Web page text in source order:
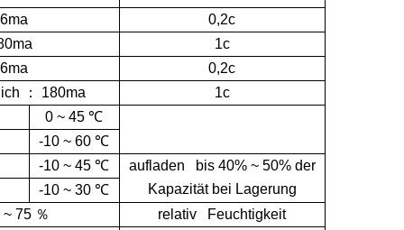
0,2c
1c
0,2c
： 180ma
1c
0 ~ 45 ℃
-10 ~ 60 ℃
-10 ~ 45 ℃
aufladen bis 40% ~ 50% der
Kapazität bei Lagerung
-10 ~ 30 ℃
~ 75％
relativ Feuchtigkeit